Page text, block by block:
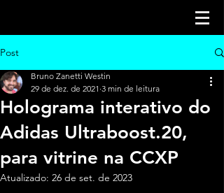
Post
Holograma interativo do
Adidas Ultraboost.20,
para vitrine na CCXP
Bruno Zanetti Westin
29 de dez. de 2021 3 min de leitura
Atualizado: 26 de set. de 2023